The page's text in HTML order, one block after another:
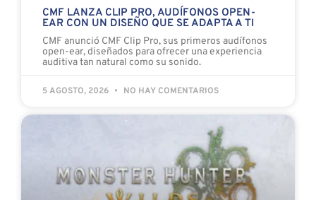
CMF LANZA CLIP PRO, AUDÍFONOS OPEN-
EAR CON UN DISEÑO QUE SE ADAPTA A TI
CMF anunció CMF Clip Pro, sus primeros audífonos
open-ear, diseñados para ofrecer una experiencia
auditiva tan natural como su sonido.
5 AGOSTO, 2026 NO HAY COMENTARIOS